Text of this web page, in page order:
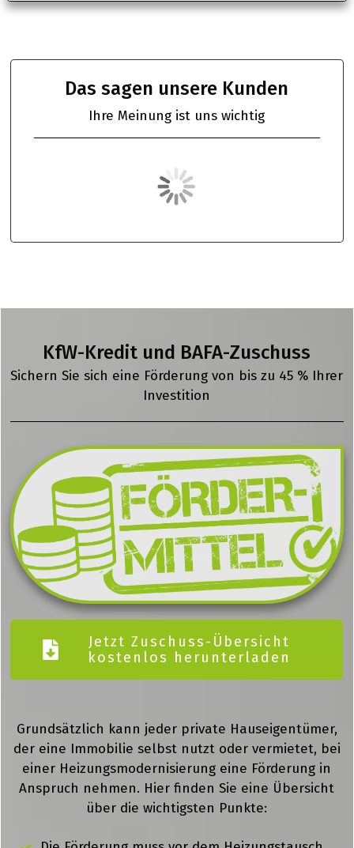
Das sagen unsere Kunden
Ihre Meinung ist uns wichtig
Grundsätzlich kann jeder private Hauseigentümer,
der eine Immobilie selbst nutzt oder vermietet, bei
einer Heizungsmodernisierung eine Förderung in
Anspruch nehmen. Hier finden Sie eine Übersicht
über die wichtigsten Punkte:
KfW-Kredit und BAFA-Zuschuss
Sichern Sie sich eine Förderung von bis zu 45 % Ihrer
Investition
Jetzt Zuschuss-Übersicht
kostenlos herunterladen